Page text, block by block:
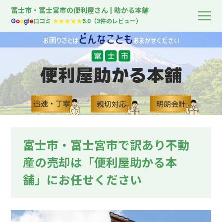
富士市・富士宮市の便利屋さん | 助かる本舗
Google口コミ★★★★★5.0（3件のレビュー）
富士市・富士宮市で訳あり不動
産の売却は「便利屋助かる本
舗」にお任せください